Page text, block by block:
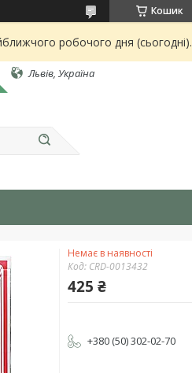
Кошик
робочого дня (сьогодні).
Львів, Україна
Немає в наявності
Код: CRD-0013432
425 ₴
+380 (50) 302-02-70